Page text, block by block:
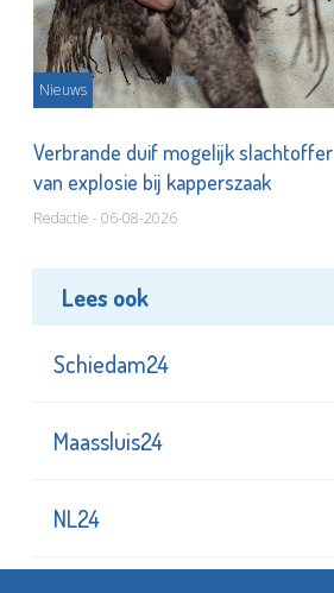
Nieuws
Verbrande duif mogelijk slachtoffer
van explosie bij kapperszaak
Redactie - 06-08-2026
Lees ook
Schiedam24
Maassluis24
NL24